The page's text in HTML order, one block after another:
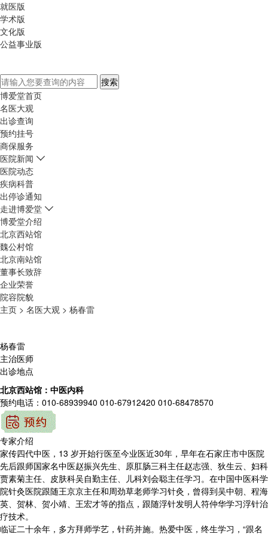
就医版
学术版
文化版
公益事业版
博爱堂首页
名医大观
出诊查询
预约挂号
商保服务
医院新闻
医院动态
疾病科普
出停诊通知
走进博爱堂
博爱堂介绍
北京西站馆
魏公村馆
北京南站馆
董事长致辞
企业荣誉
院容院貌
主页 > 名医大观 > 杨春雷
杨春雷
主治医师
出诊地点
北京西站馆：中医内科
预约电话：010-68939940 010-67912420 010-68478570
专家介绍
家传四代中医，13 岁开始行医至今业医近30年，早年在石家庄市中医院
先后跟师国家名中医赵振兴先生、原肛肠三科主任赵志强、狄生云、妇科
贾素菊主任、皮肤科吴自勤主任、儿科刘会聪主任学习。在中国中医科学
院针灸医院跟随王京京主任和周劲草老师学习针灸，曾得到吴中朝、程海
英、贺林、贺小靖、王宏才等的指点，跟随浮针发明人符仲华学习浮针治
疗技术。
临证二十余年，多方拜师学艺，针药并施。热爱中医，终生学习，“跟名